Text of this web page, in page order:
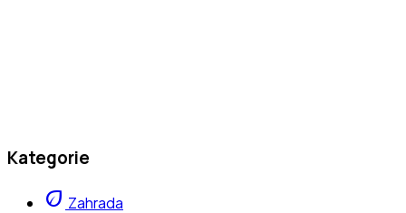
Kategorie
eco Zahrada